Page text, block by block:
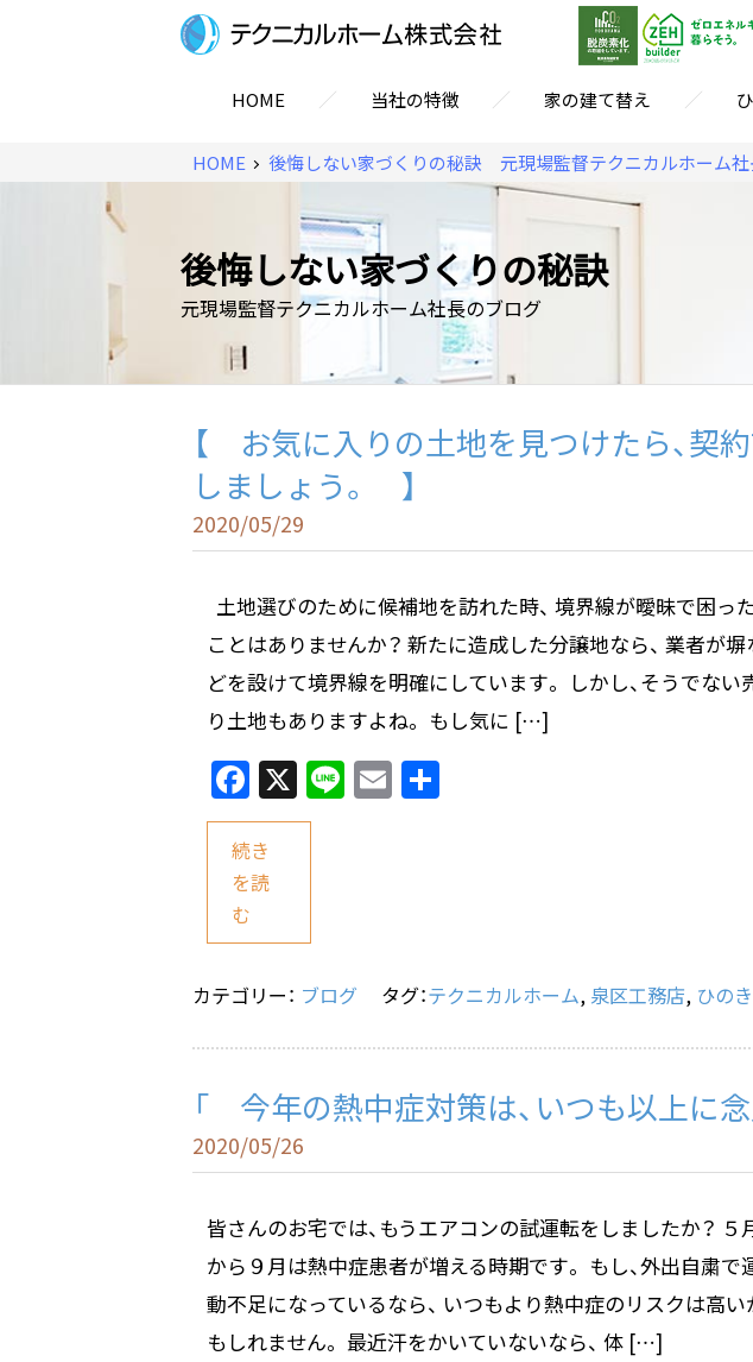
HOME ／ 当社の特徴 ／ 家の建て替え ／
HOME 後悔しない家づくりの秘訣 元現場監督テクニカルホーム
後悔しない家づくりの秘訣
元現場監督テクニカルホーム社長のブログ
【 お気に入りの土地を見つけたら、契
しましょう。 】
2020/05/29
土地選びのために候補地を訪れた時、 境界線が曖昧で困っ
ことはありませんか？ 新たに造成した分譲地なら、 業者が塀
どを設けて境界線を明確にしています。 しかし、そうでない
り土地もありますよね。 もし気に […]
F
a
c
e
b
o
k
X Li
n
E
m
続き
を読
む
カテゴリー： ブログ タグ：テクニカルホーム, 泉区工務店, ひのき
「 今年の熱中症対策は、いつも以上に
2020/05/26
皆さんのお宅では、もうエアコンの試運転をしましたか？ ５
から９月は熱中症患者が増える時期です。 もし、外出自粛で
動不足になっているなら、 いつもより熱中症のリスクは高い
もしれません。 最近汗をかいていないなら、 体 […]